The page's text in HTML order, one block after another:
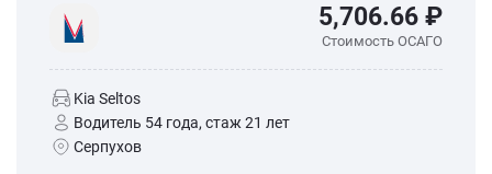
5,706.66 ₽
Стоимость ОСАГО
Kia Seltos
Водитель 54 года, стаж 21 лет
Серпухов